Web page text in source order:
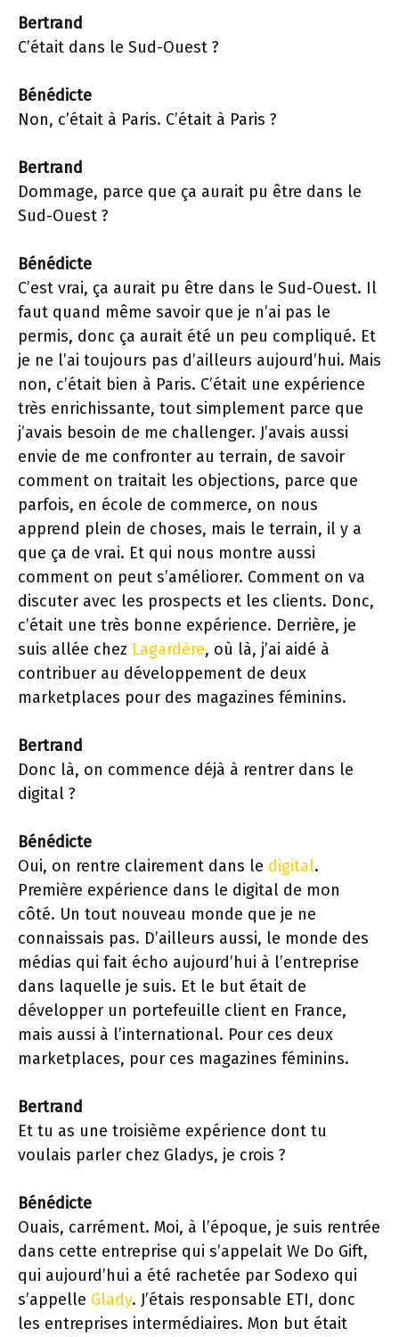
Bertrand
C’était dans le Sud-Ouest ?
Bénédicte
Non, c’était à Paris. C’était à Paris ?
Bertrand
Dommage, parce que ça aurait pu être dans le
Sud-Ouest ?
Bénédicte
C’est vrai, ça aurait pu être dans le Sud-Ouest. Il
faut quand même savoir que je n’ai pas le
permis, donc ça aurait été un peu compliqué. Et
je ne l’ai toujours pas d’ailleurs aujourd’hui. Mais
non, c’était bien à Paris. C’était une expérience
très enrichissante, tout simplement parce que
j’avais besoin de me challenger. J’avais aussi
envie de me confronter au terrain, de savoir
comment on traitait les objections, parce que
parfois, en école de commerce, on nous
apprend plein de choses, mais le terrain, il y a
que ça de vrai. Et qui nous montre aussi
comment on peut s’améliorer. Comment on va
discuter avec les prospects et les clients. Donc,
c’était une très bonne expérience. Derrière, je
suis allée chez Lagardère, où là, j’ai aidé à
contribuer au développement de deux
marketplaces pour des magazines féminins.
Bertrand
Donc là, on commence déjà à rentrer dans le
digital ?
Bénédicte
Oui, on rentre clairement dans le digital.
Première expérience dans le digital de mon
côté. Un tout nouveau monde que je ne
connaissais pas. D’ailleurs aussi, le monde des
médias qui fait écho aujourd’hui à l’entreprise
dans laquelle je suis. Et le but était de
développer un portefeuille client en France,
mais aussi à l’international. Pour ces deux
marketplaces, pour ces magazines féminins.
Bertrand
Et tu as une troisième expérience dont tu
voulais parler chez Gladys, je crois ?
Bénédicte
Ouais, carrément. Moi, à l’époque, je suis rentrée
dans cette entreprise qui s’appelait We Do Gift,
qui aujourd’hui a été rachetée par Sodexo qui
s’appelle Glady. J’étais responsable ETI, donc
les entreprises intermédiaires. Mon but était